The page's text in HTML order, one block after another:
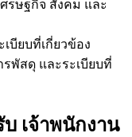
รษฐกิจ สังคม และ
บียบที่เกี่ยวข้อง
พัสดุ และระเบียบที่
เจ้าพนักงาน